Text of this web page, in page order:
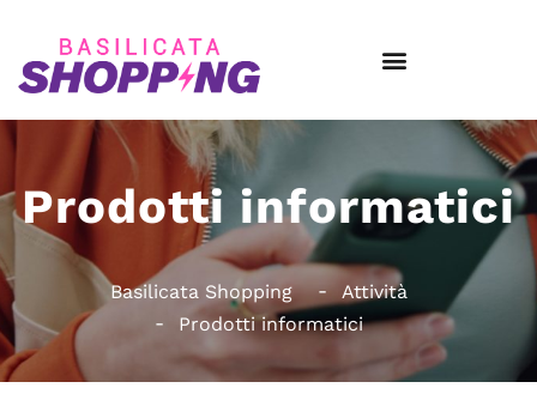
Prodotti informatici
Basilicata Shopping
Attività
Prodotti informatici